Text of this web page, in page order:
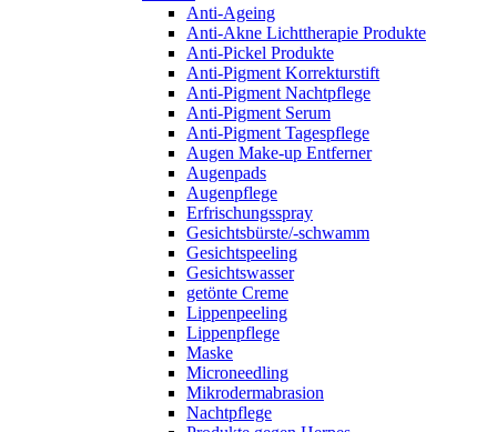
Anti-Ageing
Anti-Akne Lichttherapie Produkte
Anti-Pickel Produkte
Anti-Pigment Korrekturstift
Anti-Pigment Nachtpflege
Anti-Pigment Serum
Anti-Pigment Tagespflege
Augen Make-up Entferner
Augenpads
Augenpflege
Erfrischungsspray
Gesichtsbürste/-schwamm
Gesichtspeeling
Gesichtswasser
getönte Creme
Lippenpeeling
Lippenpflege
Maske
Microneedling
Mikrodermabrasion
Nachtpflege